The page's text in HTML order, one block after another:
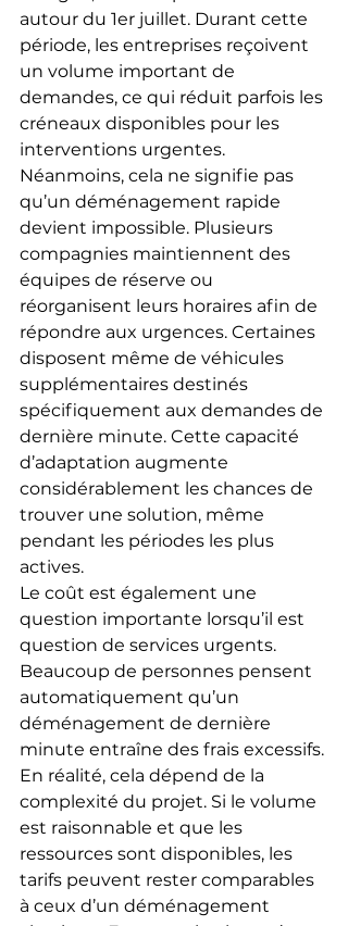
autour du 1er juillet. Durant cette
période, les entreprises reçoivent
un volume important de
demandes, ce qui réduit parfois les
créneaux disponibles pour les
interventions urgentes.
Néanmoins, cela ne signifie pas
qu’un déménagement rapide
devient impossible. Plusieurs
compagnies maintiennent des
équipes de réserve ou
réorganisent leurs horaires afin de
répondre aux urgences. Certaines
disposent même de véhicules
supplémentaires destinés
spécifiquement aux demandes de
dernière minute. Cette capacité
d’adaptation augmente
considérablement les chances de
trouver une solution, même
pendant les périodes les plus
actives.
Le coût est également une
question importante lorsqu’il est
question de services urgents.
Beaucoup de personnes pensent
automatiquement qu’un
déménagement de dernière
minute entraîne des frais excessifs.
En réalité, cela dépend de la
complexité du projet. Si le volume
est raisonnable et que les
ressources sont disponibles, les
tarifs peuvent rester comparables
à ceux d’un déménagement